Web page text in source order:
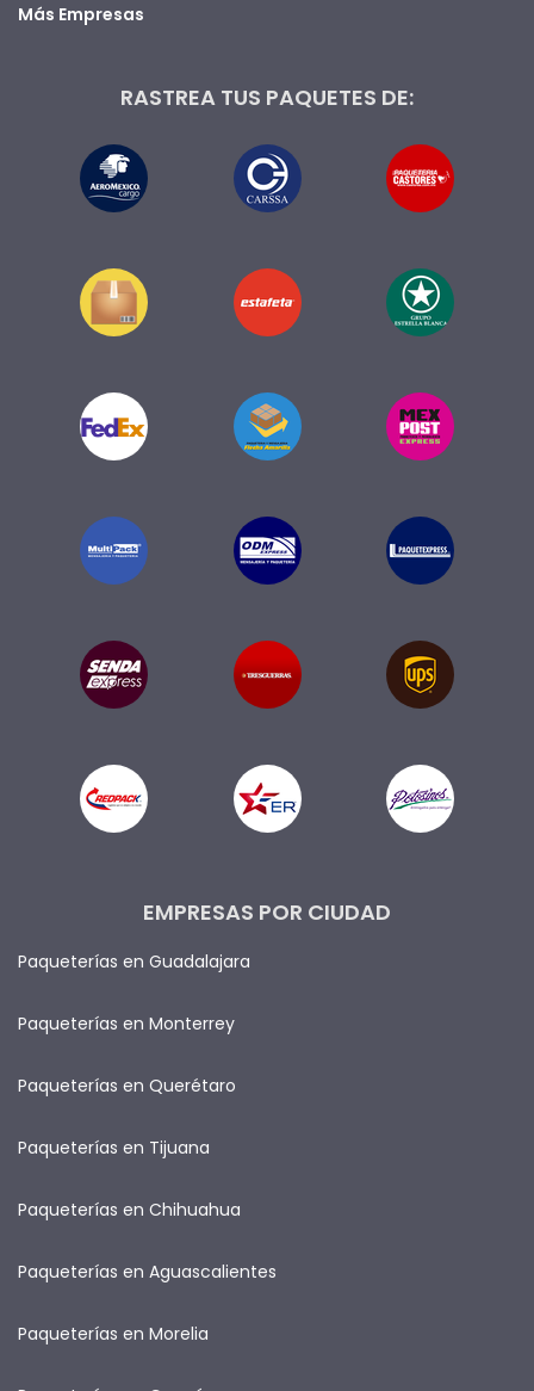
Más Empresas
RASTREA TUS PAQUETES DE:
EMPRESAS POR CIUDAD
Paqueterías en Guadalajara
Paqueterías en Monterrey
Paqueterías en Querétaro
Paqueterías en Tijuana
Paqueterías en Chihuahua
Paqueterías en Aguascalientes
Paqueterías en Morelia